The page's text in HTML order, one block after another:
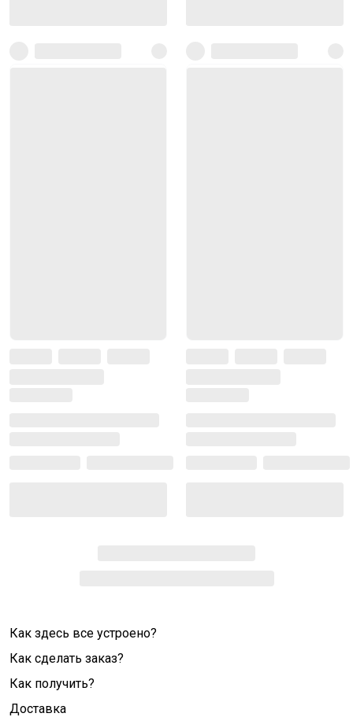
Как здесь все устроено?
Как сделать заказ?
Как получить?
Доставка